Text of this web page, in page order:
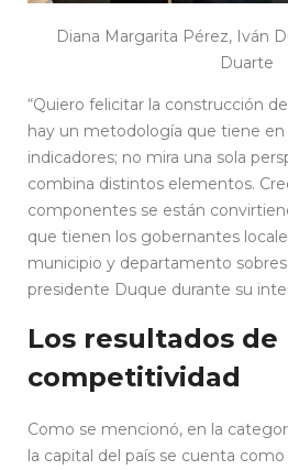
Diana Margarita Pérez, Iván
Duarte
“Quiero felicitar la construcción
hay un metodología que tiene
indicadores; no mira una sola
combina distintos elementos.
componentes se están
que tienen los gobernantes
municipio y departamento
presidente Duque durante su
Los resultados de
competitividad
Como se mencionó, en la
la capital del país se cuenta